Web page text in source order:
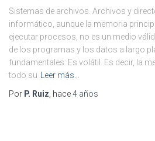
Sistemas de archivos. Archivos y
informático, aunque la memoria
ejecutar procesos, no es un medio
de los programas y los datos a largo
fundamentales: Es volátil. Es decir, la
todo su Leer más…
Por P. Ruiz, hace4 años